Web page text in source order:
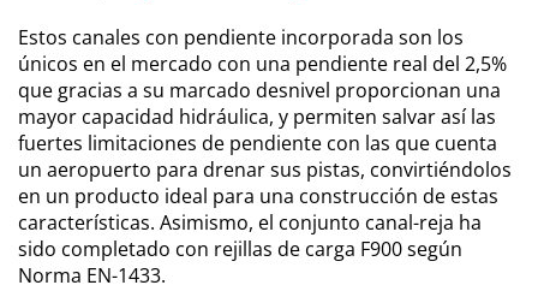
Estos canales con pendiente incorporada son los
únicos en el mercado con una pendiente real del 2,5%
que gracias a su marcado desnivel proporcionan una
mayor capacidad hidráulica, y permiten salvar así las
fuertes limitaciones de pendiente con las que cuenta
un aeropuerto para drenar sus pistas, convirtiéndolos
en un producto ideal para una construcción de estas
características. Asimismo, el conjunto canal-reja ha
sido completado con rejillas de carga F900 según
Norma EN-1433.